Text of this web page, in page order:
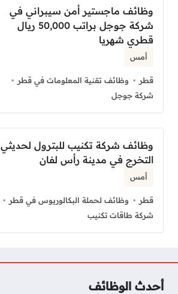
وظائف ماجستير أمن سيبراني في
شركة جوجل براتب 50,000 ريال
قطري شهريا
أمس
قطر
وظائف تقنية المعلومات في قطر
شركة جوجل
وظائف شركة تكنيب للبترول لحديثي
التخرج في مدينة رأس لفان
أمس
قطر
وظائف لحملة البكالوريوس في قطر
شركة طاقات تكنيب
أحدث الوظائف